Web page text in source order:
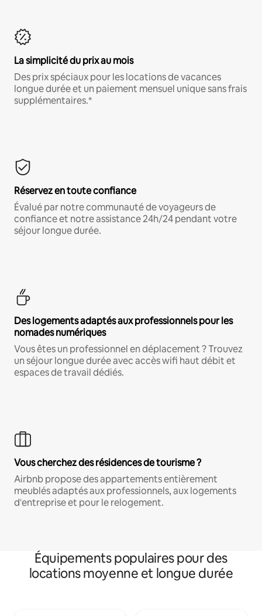
La simplicité du prix au mois
Des prix spéciaux pour les locations de vacances
longue durée et un paiement mensuel unique sans frais
supplémentaires.*
Réservez en toute confiance
Évalué par notre communauté de voyageurs de
confiance et notre assistance 24h/24 pendant votre
séjour longue durée.
Des logements adaptés aux professionnels pour les
nomades numériques
Vous êtes un professionnel en déplacement ? Trouvez
un séjour longue durée avec accès wifi haut débit et
espaces de travail dédiés.
Vous cherchez des résidences de tourisme ?
Airbnb propose des appartements entièrement
meublés adaptés aux professionnels, aux logements
d'entreprise et pour le relogement.
Équipements populaires pour des
locations moyenne et longue durée